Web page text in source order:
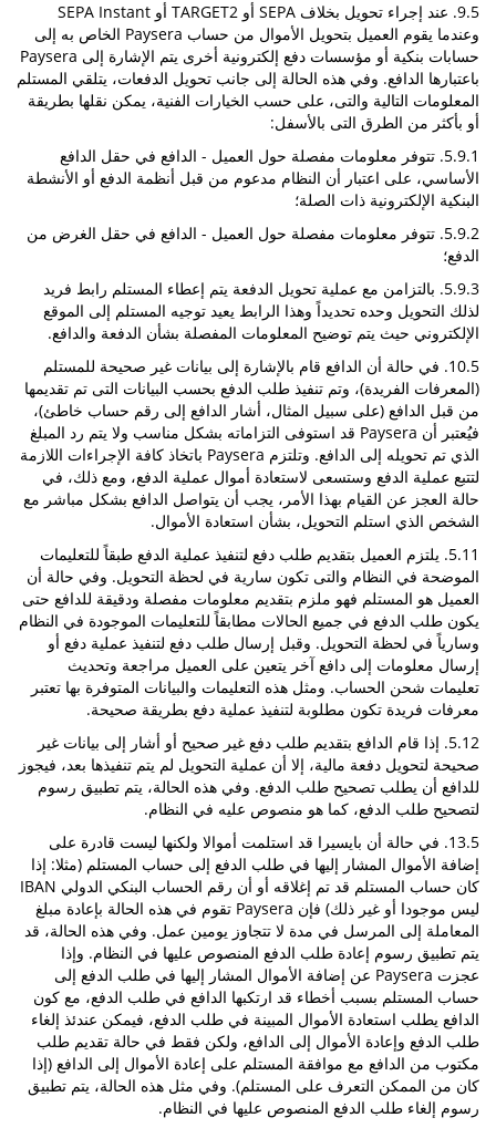
9.5. عند إجراء تحويل بخلاف SEPA أو TARGET2 أو SEPA Instant
وعندما يقوم العميل بتحويل الأموال من حساب Paysera الخاص به إلى
حسابات بنكية أو مؤسسات دفع إلكترونية أخرى يتم الإشارة إلى Paysera
باعتبارها الدافع. وفي هذه الحالة إلى جانب تحويل الدفعات، يتلقي المستلم
المعلومات التالية والتى، على حسب الخيارات الفنية، يمكن نقلها بطريقة
أو بأكثر من الطرق التى بالأسفل:
5.9.1. تتوفر معلومات مفصلة حول العميل - الدافع في حقل الدافع
الأساسي، على اعتبار أن النظام مدعوم من قبل أنظمة الدفع أو الأنشطة
البنكية الإلكترونية ذات الصلة؛
5.9.2. تتوفر معلومات مفصلة حول العميل - الدافع في حقل الغرض من
الدفع؛
5.9.3. بالتزامن مع عملية تحويل الدفعة يتم إعطاء المستلم رابط فريد
لذلك التحويل وحده تحديداً وهذا الرابط يعيد توجيه المستلم إلى الموقع
الإلكتروني حيث يتم توضيح المعلومات المفصلة بشأن الدفعة والدافع.
10.5. في حالة أن الدافع قام بالإشارة إلى بيانات غير صحيحة للمستلم
(المعرفات الفريدة)، وتم تنفيذ طلب الدفع بحسب البيانات التى تم تقديمها
من قبل الدافع (على سبيل المثال، أشار الدافع إلى رقم حساب خاطئ)،
فيُعتبر أن Paysera قد استوفى التزاماته بشكل مناسب ولا يتم رد المبلغ
الذي تم تحويله إلى الدافع. وتلتزم Paysera باتخاذ كافة الإجراءات اللازمة
لتتبع عملية الدفع وستسعى لاستعادة أموال عملية الدفع، ومع ذلك، في
حالة العجز عن القيام بهذا الأمر، يجب أن يتواصل الدافع بشكل مباشر مع
الشخص الذي استلم التحويل، بشأن استعادة الأموال.
5.11. يلتزم العميل بتقديم طلب دفع لتنفيذ عملية الدفع طبقاً للتعليمات
الموضحة في النظام والتى تكون سارية في لحظة التحويل. وفي حالة أن
العميل هو المستلم فهو ملزم بتقديم معلومات مفصلة ودقيقة للدافع حتى
يكون طلب الدفع في جميع الحالات مطابقاً للتعليمات الموجودة في النظام
وسارياً في لحظة التحويل. وقبل إرسال طلب دفع لتنفيذ عملية دفع أو
إرسال معلومات إلى دافع آخر يتعين على العميل مراجعة وتحديث
تعليمات شحن الحساب. ومثل هذه التعليمات والبيانات المتوفرة بها تعتبر
معرفات فريدة تكون مطلوبة لتنفيذ عملية دفع بطريقة صحيحة.
5.12. إذا قام الدافع بتقديم طلب دفع غير صحيح أو أشار إلى بيانات غير
صحيحة لتحويل دفعة مالية، إلا أن عملية التحويل لم يتم تنفيذها بعد، فيجوز
للدافع أن يطلب تصحيح طلب الدفع. وفي هذه الحالة، يتم تطبيق رسوم
لتصحيح طلب الدفع، كما هو منصوص عليه في النظام.
13.5. في حالة أن بايسيرا قد استلمت أموالا ولكنها ليست قادرة على
إضافة الأموال المشار إليها في طلب الدفع إلى حساب المستلم (مثلا: إذا
كان حساب المستلم قد تم إغلاقه أو أن رقم الحساب البنكي الدولي IBAN
ليس موجودا أو غير ذلك) فإن Paysera تقوم في هذه الحالة بإعادة مبلغ
المعاملة إلى المرسل في مدة لا تتجاوز يومين عمل. وفي هذه الحالة، قد
يتم تطبيق رسوم إعادة طلب الدفع المنصوص عليها في النظام. وإذا
عجزت Paysera عن إضافة الأموال المشار إليها في طلب الدفع إلى
حساب المستلم بسبب أخطاء قد ارتكبها الدافع في طلب الدفع، مع كون
الدافع يطلب استعادة الأموال المبينة في طلب الدفع، فيمكن عندئذ إلغاء
طلب الدفع وإعادة الأموال إلى الدافع، ولكن فقط في حالة تقديم طلب
مكتوب من الدافع مع موافقة المستلم على إعادة الأموال إلى الدافع (إذا
كان من الممكن التعرف على المستلم). وفي مثل هذه الحالة، يتم تطبيق
رسوم إلغاء طلب الدفع المنصوص عليها في النظام.